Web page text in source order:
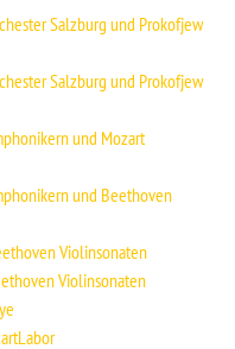
Salzburg und Prokofjew
Salzburg und Prokofjew
und Mozart
und Beethoven
Violinsonaten
Violinsonaten